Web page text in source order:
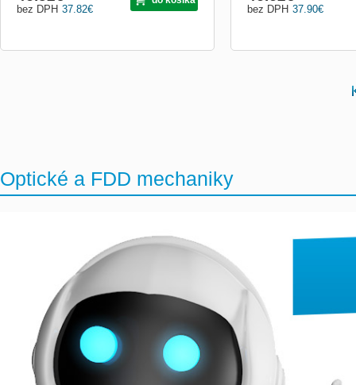
37.82€
bez DPH 37.90€
bez DPH
Optické a FDD mechaniky